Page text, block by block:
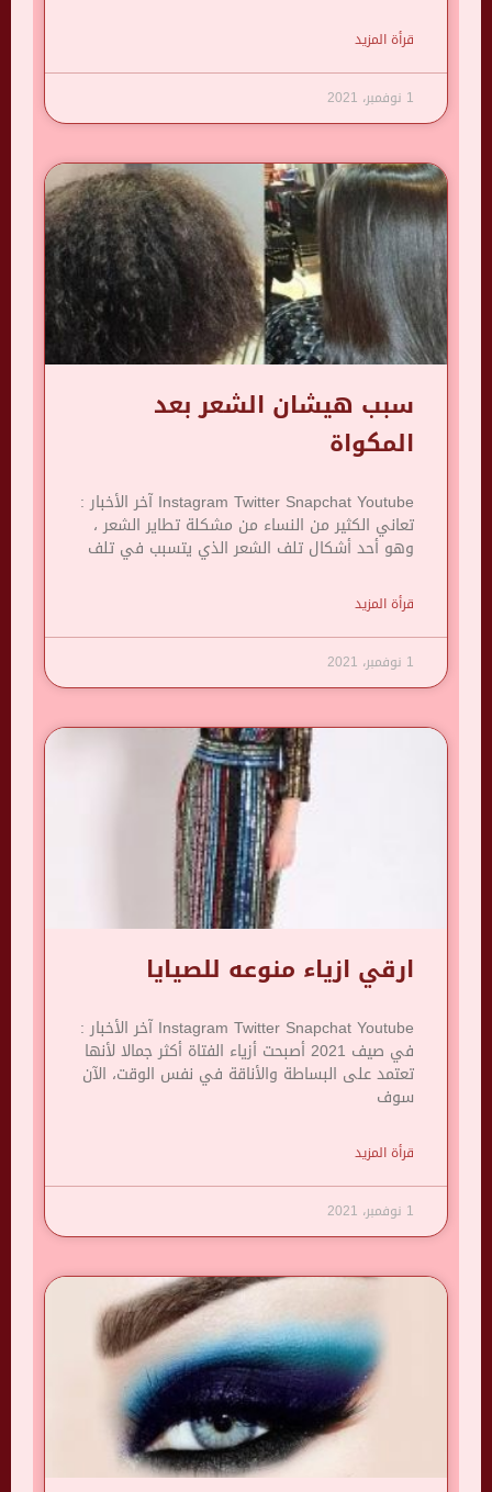
قرأة المزيد
1 نوفمبر، 2021
سبب هيشان الشعر بعد
المكواة
Instagram Twitter Snapchat Youtube آخر الأخبار :
تعاني الكثير من النساء من مشكلة تطاير الشعر ،
وهو أحد أشكال تلف الشعر الذي يتسبب في تلف
قرأة المزيد
1 نوفمبر، 2021
ارقي ازياء منوعه للصيايا
Instagram Twitter Snapchat Youtube آخر الأخبار :
في صيف 2021 أصبحت أزياء الفتاة أكثر جمالا لأنها
تعتمد على البساطة والأناقة في نفس الوقت، الآن
سوف
قرأة المزيد
1 نوفمبر، 2021